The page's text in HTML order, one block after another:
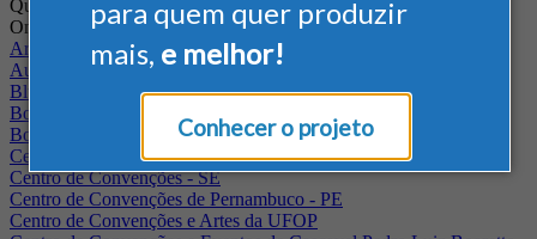
para quem quer produzir
mais, e melhor!
Conhecer o projeto
Quando
Onde
Arena Jaguariuna
Auditório Albano Franco - FIEPA
Blumenau - SC
BolognaFiere
Boulevard Olimpico - RJ
Centro Internacional de Convenções do Brasil, em Brasília
Centro de Convenções - SE
Centro de Convenções de Pernambuco - PE
Centro de Convenções e Artes da UFOP